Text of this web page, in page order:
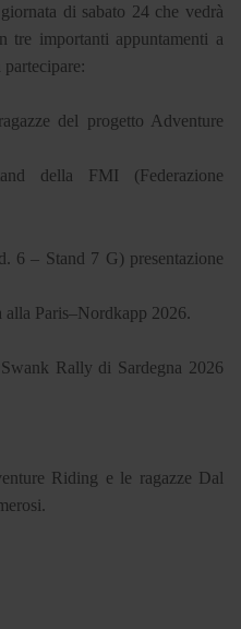
di sabato 24 che vedrà
tre importanti appuntamenti a
del progetto Adventure
della FMI (Federazione
6 – Stand 7 G) presentazione
Paris–Nordkapp 2026.
Rally di Sardegna 2026
Riding e le ragazze Dal